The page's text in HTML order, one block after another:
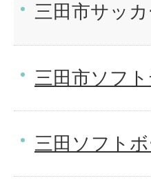
三田市サッ
三田市ソフ
三田ソフト